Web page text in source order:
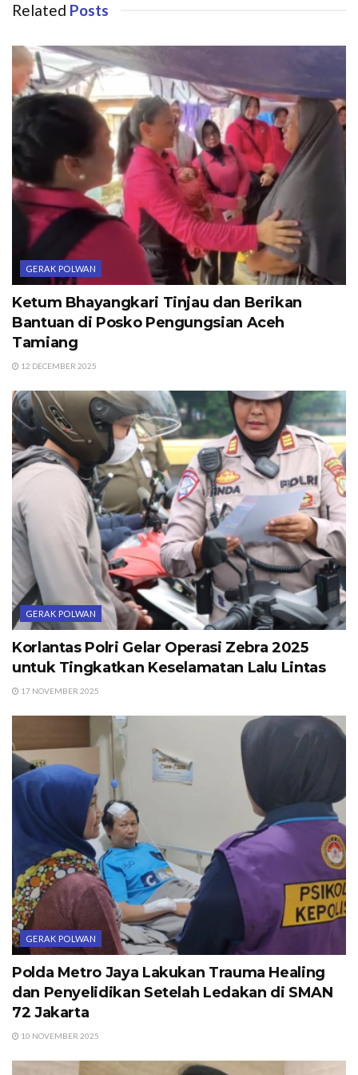
Related Posts
GERAK POLWAN
Ketum Bhayangkari Tinjau dan Berikan
Bantuan di Posko Pengungsian Aceh
Tamiang
12 DECEMBER 2025
GERAK POLWAN
Korlantas Polri Gelar Operasi Zebra 2025
untuk Tingkatkan Keselamatan Lalu Lintas
17 NOVEMBER 2025
GERAK POLWAN
Polda Metro Jaya Lakukan Trauma Healing
dan Penyelidikan Setelah Ledakan di SMAN
72 Jakarta
10 NOVEMBER 2025